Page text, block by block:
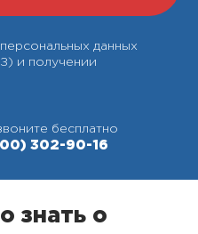
данных
и получении
бесплатно
302-90-16
знать о